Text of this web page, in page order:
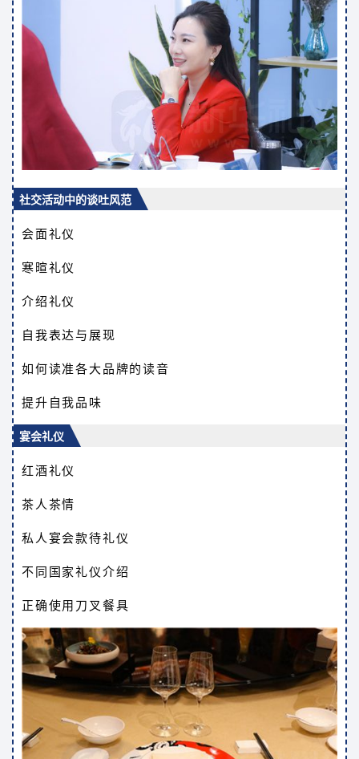
社交活动中的谈吐风范
会面礼仪
寒暄礼仪
介绍礼仪
自我表达与展现
如何读准各大品牌的读音
提升自我品味
宴会礼仪
红酒礼仪
茶人茶情
私人宴会款待礼仪
不同国家礼仪介绍
正确使用刀叉餐具